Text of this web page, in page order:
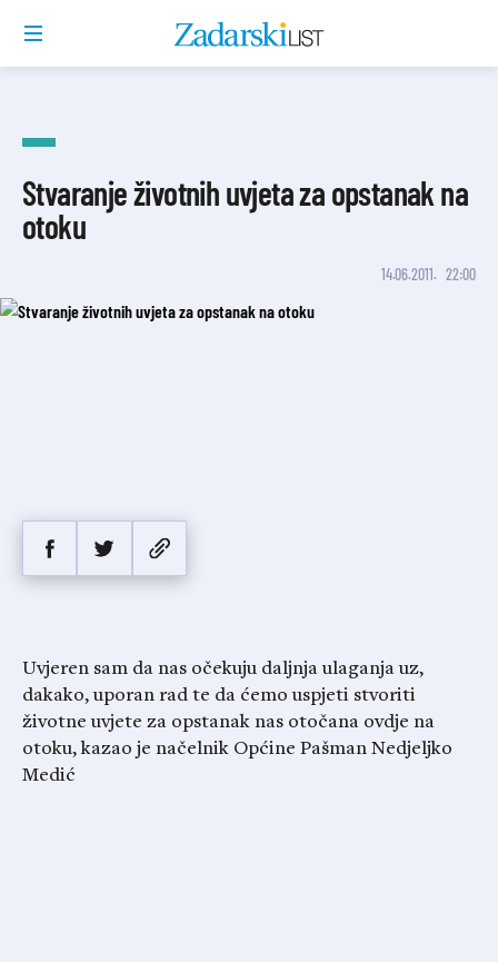
Stvaranje životnih uvjeta za opstanak na
otoku
14.06.2011. 22:00
Uvjeren sam da nas očekuju daljnja ulaganja uz,
dakako, uporan rad te da ćemo uspjeti stvoriti
životne uvjete za opstanak nas otočana ovdje na
otoku, kazao je načelnik Općine Pašman Nedjeljko
Medić